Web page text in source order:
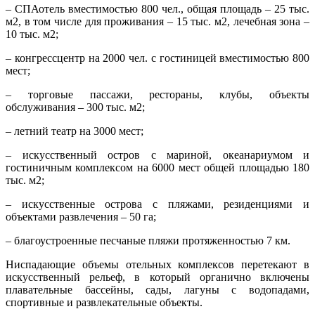
– СПАотель вместимостью 800 чел., общая площадь – 25 тыс.
м2, в том числе для проживания – 15 тыс. м2, лечебная зона –
10 тыс. м2;
– конгрессцентр на 2000 чел. с гостиницей вместимостью 800
мест;
– торговые пассажи, рестораны, клубы, объекты
обслуживания – 300 тыс. м2;
– летний театр на 3000 мест;
– искусственный остров с мариной, океанариумом и
гостиничным комплексом на 6000 мест общей площадью 180
тыс. м2;
– искусственные острова с пляжами, резиденциями и
объектами развлечения – 50 га;
– благоустроенные песчаные пляжи протяженностью 7 км.
Ниспадающие объемы отельных комплексов перетекают в
искусственный рельеф, в который органично включены
плавательные бассейны, сады, лагуны с водопадами,
спортивные и развлекательные объекты.